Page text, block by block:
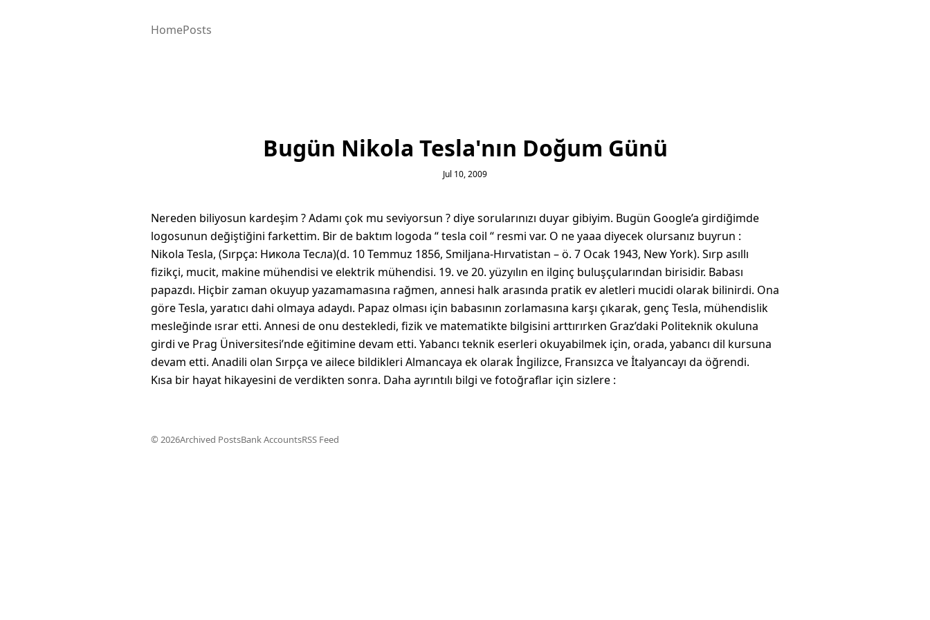
HomePosts
Bugün Nikola Tesla'nın Doğum Günü
Jul 10, 2009
Nereden biliyosun kardeşim ? Adamı çok mu seviyorsun ? diye sorularınızı duyar gibiyim. Bugün Google’a girdiğimde
logosunun değiştiğini farkettim. Bir de baktım logoda “ tesla coil “ resmi var. O ne yaaa diyecek olursanız buyrun :
Nikola Tesla, (Sırpça: Никола Тесла)(d. 10 Temmuz 1856, Smiljana-Hırvatistan – ö. 7 Ocak 1943, New York). Sırp asıllı
fizikçi, mucit, makine mühendisi ve elektrik mühendisi. 19. ve 20. yüzyılın en ilginç buluşçularından birisidir. Babası
papazdı. Hiçbir zaman okuyup yazamamasına rağmen, annesi halk arasında pratik ev aletleri mucidi olarak bilinirdi. Ona
göre Tesla, yaratıcı dahi olmaya adaydı. Papaz olması için babasının zorlamasına karşı çıkarak, genç Tesla, mühendislik
mesleğinde ısrar etti. Annesi de onu destekledi, fizik ve matematikte bilgisini arttırırken Graz’daki Politeknik okuluna
girdi ve Prag Üniversitesi’nde eğitimine devam etti. Yabancı teknik eserleri okuyabilmek için, orada, yabancı dil kursuna
devam etti. Anadili olan Sırpça ve ailece bildikleri Almancaya ek olarak İngilizce, Fransızca ve İtalyancayı da öğrendi.
Kısa bir hayat hikayesini de verdikten sonra. Daha ayrıntılı bilgi ve fotoğraflar için sizlere :
© 2026Archived PostsBank AccountsRSS Feed